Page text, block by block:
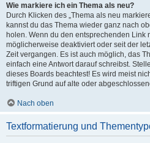
Wie markiere ich ein Thema als neu?
Durch Klicken des „Thema als neu
kannst du das Thema wieder ganz nach
holen. Wenn du den entsprechenden Link
möglicherweise deaktiviert oder seit der
Zeit vergangen. Es ist auch möglich, das
einfach eine Antwort darauf schreibst.
dieses Boards beachtest! Es wird meist
triftigen Grund auf alte oder
Nach oben
Textformatierung und